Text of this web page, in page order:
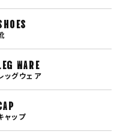
WARE
ッグウェア
ャップ